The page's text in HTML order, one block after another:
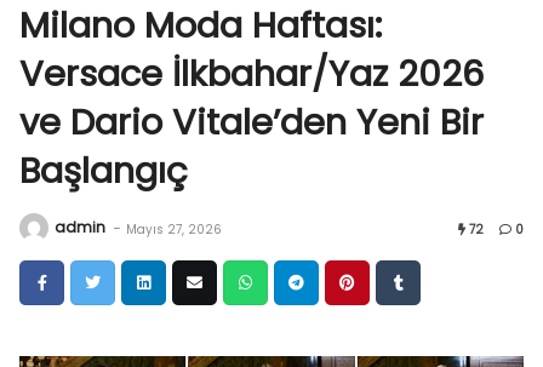
Milano Moda Haftası:
Versace İlkbahar/Yaz 2026
ve Dario Vitale’den Yeni Bir
Başlangıç
admin - Mayıs 27, 2026 72 0